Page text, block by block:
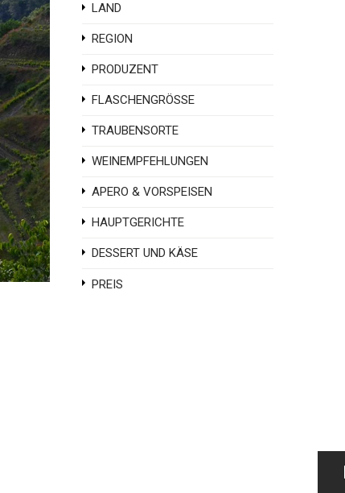
LAND
REGION
PRODUZENT
FLASCHENGRÖSSE
TRAUBENSORTE
WEINEMPFEHLUNGEN
APERO & VORSPEISEN
HAUPTGERICHTE
DESSERT UND KÄSE
PREIS